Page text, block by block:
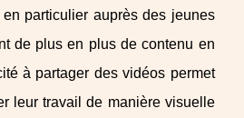
en particulier auprès des jeunes
de plus en plus de contenu en
à partager des vidéos permet
leur travail de manière visuelle